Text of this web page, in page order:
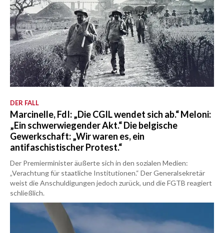
DER FALL
Marcinelle, FdI: „Die CGIL wendet sich ab.“ Meloni:
„Ein schwerwiegender Akt.“ Die belgische
Gewerkschaft: „Wir waren es, ein
antifaschistischer Protest.“
Der Premierminister äußerte sich in den sozialen Medien:
„Verachtung für staatliche Institutionen.“ Der Generalsekretär
weist die Anschuldigungen jedoch zurück, und die FGTB reagiert
schließlich.